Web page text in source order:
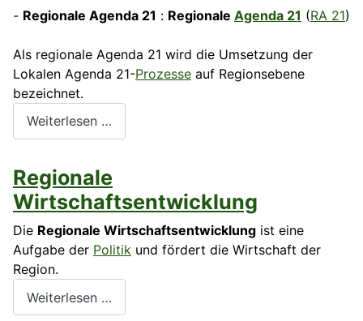
- Regionale Agenda 21 : Regionale Agenda 21 (RA 21)
Als regionale Agenda 21 wird die Umsetzung der
Lokalen Agenda 21-Prozesse auf Regionsebene
bezeichnet.
Weiterlesen …
Regionale
Wirtschaftsentwicklung
Die Regionale Wirtschaftsentwicklung ist eine
Aufgabe der Politik und fördert die Wirtschaft der
Region.
Weiterlesen …